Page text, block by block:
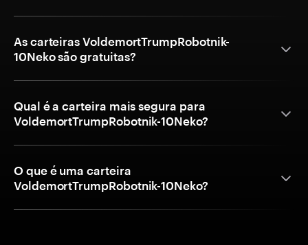
As carteiras VoldemortTrumpRobotnik-
10Neko são gratuitas?
Qual é a carteira mais segura para
VoldemortTrumpRobotnik-10Neko?
O que é uma carteira
VoldemortTrumpRobotnik-10Neko?